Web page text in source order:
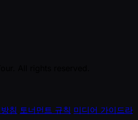
침 토너먼트 규칙 미디어 가이드라